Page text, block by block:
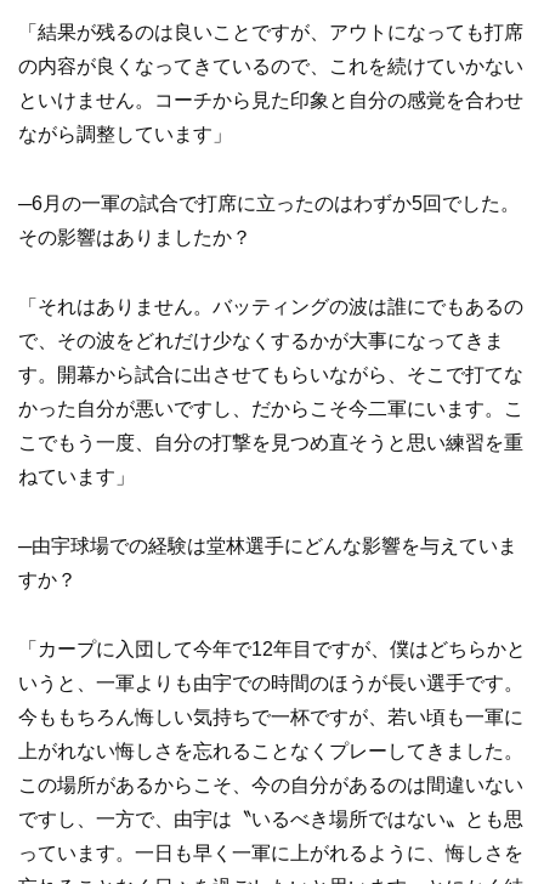
「結果が残るのは良いことですが、アウトになっても打席
の内容が良くなってきているので、これを続けていかない
といけません。コーチから見た印象と自分の感覚を合わせ
ながら調整しています」
─6月の一軍の試合で打席に立ったのはわずか5回でした。
その影響はありましたか？
「それはありません。バッティングの波は誰にでもあるの
で、その波をどれだけ少なくするかが大事になってきま
す。開幕から試合に出させてもらいながら、そこで打てな
かった自分が悪いですし、だからこそ今二軍にいます。こ
こでもう一度、自分の打撃を見つめ直そうと思い練習を重
ねています」
─由宇球場での経験は堂林選手にどんな影響を与えていま
すか？
「カープに入団して今年で12年目ですが、僕はどちらかと
いうと、一軍よりも由宇での時間のほうが長い選手です。
今ももちろん悔しい気持ちで一杯ですが、若い頃も一軍に
上がれない悔しさを忘れることなくプレーしてきました。
この場所があるからこそ、今の自分があるのは間違いない
ですし、一方で、由宇は〝いるべき場所ではない〟とも思
っています。一日も早く一軍に上がれるように、悔しさを